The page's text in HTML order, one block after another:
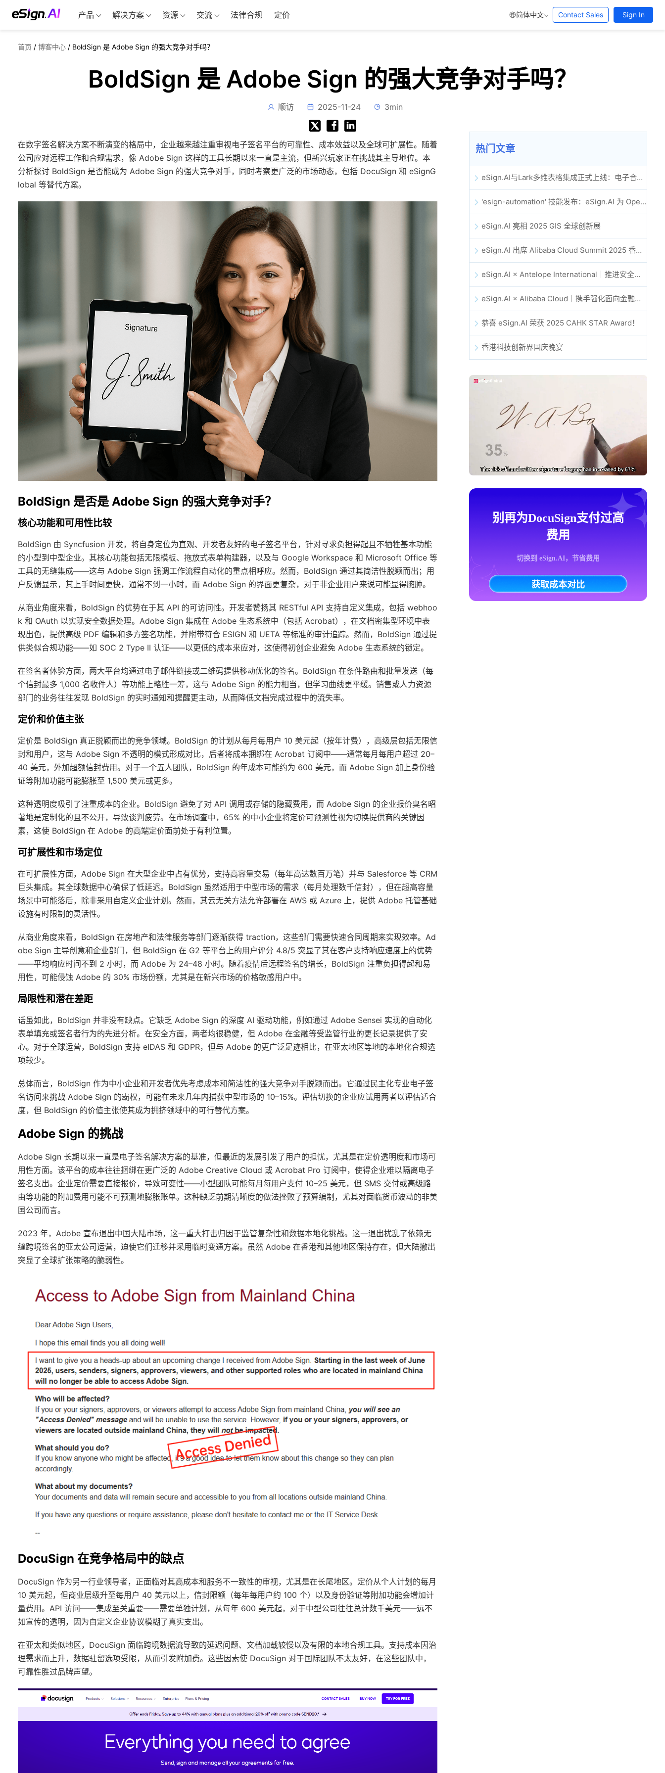
产品 解决方案 资源 交流 法律合规 定价 简体中文 Contact Sales Sign In
首页 / 博客中心 / BoldSign 是 Adobe Sign 的强大竞争对手吗？
BoldSign 是 Adobe Sign 的强大竞争对手吗？
顺访 2025-11-24 3min
在数字签名解决方案不断演变的格局中，企业越来越注重审视电子签名平台的可靠性、成本效益以及全球可扩展性。随着
公司应对远程工作和合规需求，像 Adobe Sign 这样的工具长期以来一直是主流，但新兴玩家正在挑战其主导地位。本
分析探讨 BoldSign 是否能成为 Adobe Sign 的强大竞争对手，同时考察更广泛的市场动态，包括 DocuSign 和 eSignG
lobal 等替代方案。
BoldSign 是否是 Adobe Sign 的强大竞争对手？
核心功能和可用性比较
BoldSign 由 Syncfusion 开发，将自身定位为直观、开发者友好的电子签名平台，针对寻求负担得起且不牺牲基本功能
的小型到中型企业。其核心功能包括无限模板、拖放式表单构建器，以及与 Google Workspace 和 Microsoft Office 等
工具的无缝集成——这与 Adobe Sign 强调工作流程自动化的重点相呼应。然而，BoldSign 通过其简洁性脱颖而出；用
户反馈显示，其上手时间更快，通常不到一小时，而 Adobe Sign 的界面更复杂，对于非企业用户来说可能显得臃肿。
从商业角度来看，BoldSign 的优势在于其 API 的可访问性。开发者赞扬其 RESTful API 支持自定义集成，包括 webhoo
k 和 OAuth 以实现安全数据处理。Adobe Sign 集成在 Adobe 生态系统中（包括 Acrobat），在文档密集型环境中表
现出色，提供高级 PDF 编辑和多方签名功能，并附带符合 ESIGN 和 UETA 等标准的审计追踪。然而，BoldSign 通过提
供类似合规功能——如 SOC 2 Type II 认证——以更低的成本来应对，这使得初创企业避免 Adobe 生态系统的锁定。
在签名者体验方面，两大平台均通过电子邮件链接或二维码提供移动优化的签名。BoldSign 在条件路由和批量发送（每
个信封最多 1,000 名收件人）等功能上略胜一筹，这与 Adobe Sign 的能力相当，但学习曲线更平缓。销售或人力资源
部门的业务往往发现 BoldSign 的实时通知和提醒更主动，从而降低文档完成过程中的流失率。
定价和价值主张
定价是 BoldSign 真正脱颖而出的竞争领域。BoldSign 的计划从每月每用户 10 美元起（按年计费），高级层包括无限信
封和用户，这与 Adobe Sign 不透明的模式形成对比，后者将成本捆绑在 Acrobat 订阅中——通常每月每用户超过 20–
40 美元，外加超额信封费用。对于一个五人团队，BoldSign 的年成本可能约为 600 美元，而 Adobe Sign 加上身份验
证等附加功能可能膨胀至 1,500 美元或更多。
这种透明度吸引了注重成本的企业。BoldSign 避免了对 API 调用或存储的隐藏费用，而 Adobe Sign 的企业报价臭名昭
著地是定制化的且不公开，导致谈判疲劳。在市场调查中，65% 的中小企业将定价可预测性视为切换提供商的关键因
素，这使 BoldSign 在 Adobe 的高端定价面前处于有利位置。
可扩展性和市场定位
在可扩展性方面，Adobe Sign 在大型企业中占有优势，支持高容量交易（每年高达数百万笔）并与 Salesforce 等 CRM
巨头集成。其全球数据中心确保了低延迟。BoldSign 虽然适用于中型市场的需求（每月处理数千信封），但在超高容量
场景中可能落后，除非采用自定义企业计划。然而，其云无关方法允许部署在 AWS 或 Azure 上，提供 Adobe 托管基础
设施有时限制的灵活性。
从商业角度来看，BoldSign 在房地产和法律服务等部门逐渐获得 traction，这些部门需要快速合同周期来实现效率。Ad
obe Sign 主导创意和企业部门，但 BoldSign 在 G2 等平台上的用户评分 4.8/5 突显了其在客户支持响应速度上的优势
——平均响应时间不到 2 小时，而 Adobe 为 24–48 小时。随着疫情后远程签名的增长，BoldSign 注重负担得起和易
用性，可能侵蚀 Adobe 的 30% 市场份额，尤其是在新兴市场的价格敏感用户中。
局限性和潜在差距
话虽如此，BoldSign 并非没有缺点。它缺乏 Adobe Sign 的深度 AI 驱动功能，例如通过 Adobe Sensei 实现的自动化
表单填充或签名者行为的先进分析。在安全方面，两者均很稳健，但 Adobe 在金融等受监管行业的更长记录提供了安
心。对于全球运营，BoldSign 支持 eIDAS 和 GDPR，但与 Adobe 的更广泛足迹相比，在亚太地区等地的本地化合规选
项较少。
总体而言，BoldSign 作为中小企业和开发者优先考虑成本和简洁性的强大竞争对手脱颖而出。它通过民主化专业电子签
名访问来挑战 Adobe Sign 的霸权，可能在未来几年内捕获中型市场的 10–15%。评估切换的企业应试用两者以评估适合
度，但 BoldSign 的价值主张使其成为拥挤领域中的可行替代方案。
Adobe Sign 的挑战
Adobe Sign 长期以来一直是电子签名解决方案的基准，但最近的发展引发了用户的担忧，尤其是在定价透明度和市场可
用性方面。该平台的成本往往捆绑在更广泛的 Adobe Creative Cloud 或 Acrobat Pro 订阅中，使得企业难以隔离电子
签名支出。企业定价需要直接报价，导致可变性——小型团队可能每月每用户支付 10–25 美元，但 SMS 交付或高级路
由等功能的附加费用可能不可预测地膨胀账单。这种缺乏前期清晰度的做法挫败了预算编制，尤其对面临货币波动的非美
国公司而言。
2023 年，Adobe 宣布退出中国大陆市场，这一重大打击归因于监管复杂性和数据本地化挑战。这一退出扰乱了依赖无
缝跨境签名的亚太公司运营，迫使它们迁移并采用临时变通方案。虽然 Adobe 在香港和其他地区保持存在，但大陆撤出
突显了全球扩张策略的脆弱性。
DocuSign 在竞争格局中的缺点
DocuSign 作为另一行业领导者，正面临对其高成本和服务不一致性的审视，尤其是在长尾地区。定价从个人计划的每月
10 美元起，但商业层级升至每用户 40 美元以上，信封限额（每年每用户约 100 个）以及身份验证等附加功能会增加计
量费用。API 访问——集成至关重要——需要单独计划，从每年 600 美元起，对于中型公司往往总计数千美元——远不
如宣传的透明，因为自定义企业协议模糊了真实支出。
在亚太和类似地区，DocuSign 面临跨境数据流导致的延迟问题、文档加载较慢以及有限的本地合规工具。支持成本因治
理需求而上升，数据驻留选项受限，从而引发附加费。这些因素使 DocuSign 对于国际团队不太友好，在这些团队中，
可靠性胜过品牌声望。
热门文章
eSign.AI与Lark多维表格集成正式上线：电子合同签署归档全程自动化
'esign-automation' 技能发布：eSign.AI 为 OpenClaw 提供自动化电子签名能力
eSign.AI 亮相 2025 GIS 全球创新展
eSign.AI 出席 Alibaba Cloud Summit 2025 香港站，共同探讨 AI 驱动的云创新与数字信任未来
eSign.AI × Antelope International｜推进安全且由 AI 驱动的数字化工作流
eSign.AI × Alibaba Cloud｜携手强化面向金融科技的全球数字信任
恭喜 eSign.AI 荣获 2025 CAHK STAR Award！
香港科技创新界国庆晚宴
别再为DocuSign支付过高
费用
切换到 eSign.AI，节省费用
获取成本对比